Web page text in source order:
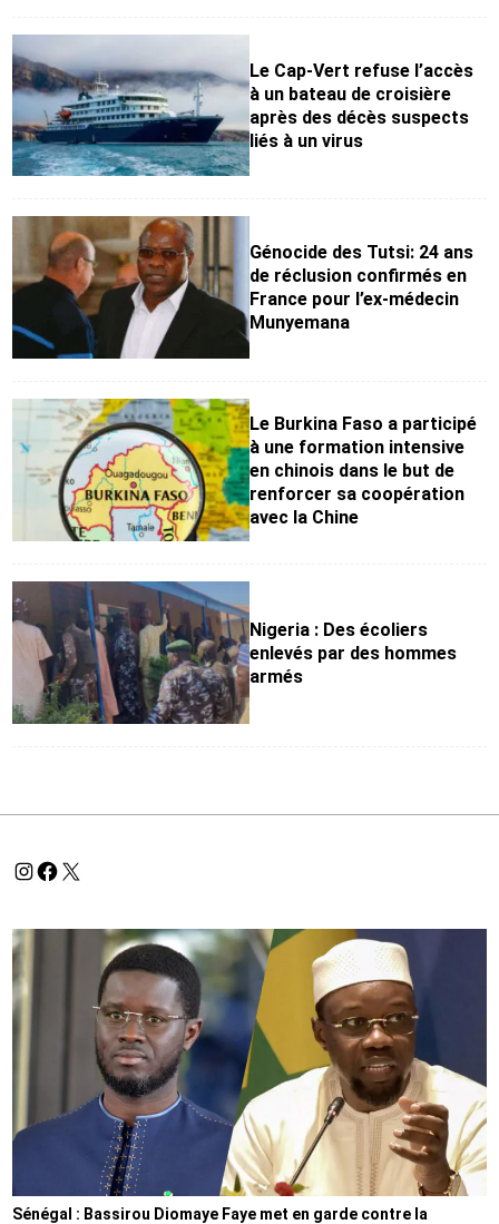
Le Cap-Vert refuse l’accès
à un bateau de croisière
après des décès suspects
liés à un virus
Génocide des Tutsi: 24 ans
de réclusion confirmés en
France pour l’ex-médecin
Munyemana
Le Burkina Faso a participé
à une formation intensive
en chinois dans le but de
renforcer sa coopération
avec la Chine
Nigeria : Des écoliers
enlevés par des hommes
armés
Sénégal : Bassirou Diomaye Faye met en garde contre la